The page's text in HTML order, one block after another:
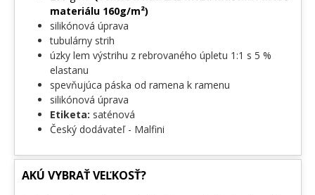
materiálu 160g/m²)
silikónová úprava
tubulárny strih
úzky lem výstrihu z rebrovaného úpletu 1:1 s 5 %
elastanu
spevňujúca páska od ramena k ramenu
silikónová úprava
Etiketa: saténová
Český dodávateľ - Malfini
AKÚ VYBRAŤ VEĽKOSŤ?